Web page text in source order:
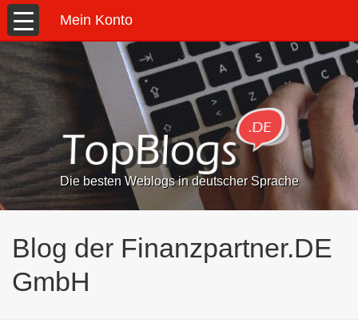
Mein Konto
Die besten Weblogs in deutscher Sprache
Blog der Finanzpartner.DE
GmbH